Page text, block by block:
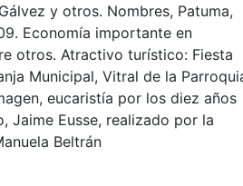
y otros. Nombres, Patuma,
Economía importante en
otros. Atractivo turístico: Fiesta
Municipal, Vitral de la
eucaristía por los diez años
Jaime Eusse, realizado por la
Beltrán